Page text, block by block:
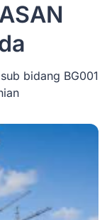
bidang BG001